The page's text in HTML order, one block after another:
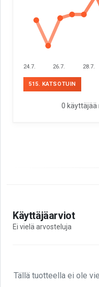
24.7. 26.7. 28.7.
515. KATSOTUIN
0 käyttäjää
Käyttäjäarviot
Ei vielä arvosteluja
Tällä tuotteella ei ole